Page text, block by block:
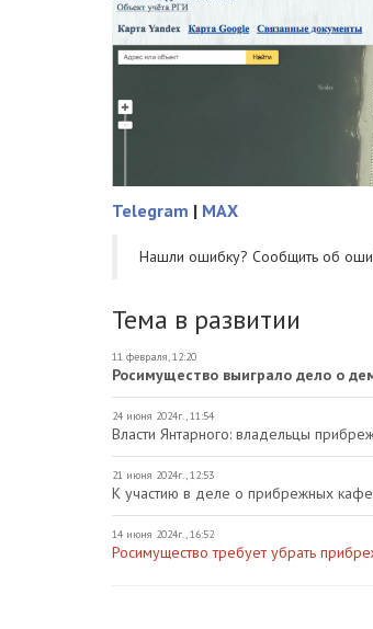
Telegram | MAX
Нашли ошибку? Cообщить об
Тема в развитии
11 февраля, 12:20
Росимущество выиграло дело о
24 июня 2024г., 11:54
Власти Янтарного: владельцы
21 июня 2024г., 12:53
К участию в деле о прибрежных кафе
14 июня 2024г., 16:52
Росимущество требует убрать